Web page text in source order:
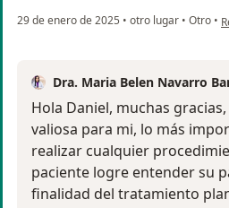
29 de enero de 2025 • otro lugar • Otro •
Dra. Maria Belen Navarro
Hola Daniel, muchas
valiosa para mi, lo más
realizar cualquier
paciente logre entender su
finalidad del tratamiento